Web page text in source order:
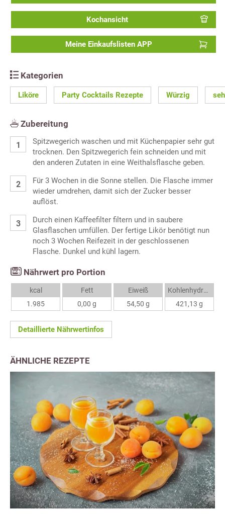
Kochansicht
Meine Einkaufslisten APP
Kategorien
Liköre Party Cocktails Rezepte Würzig
Zubereitung
Spitzwegerich waschen und mit Küchenpapier sehr gut
trocknen. Den Spitzwegerich fein schneiden und mit
den anderen Zutaten in eine Weithalsflasche geben.
Für 3 Wochen in die Sonne stellen. Die Flasche immer
wieder umdrehen, damit sich der Zucker besser
auflöst.
Durch einen Kaffeefilter filtern und in saubere
Glasflaschen umfüllen. Der fertige Likör benötigt nun
noch 3 Wochen Reifezeit in der geschlossenen
Flasche. Dunkel und kühl lagern.
Nährwert pro Portion
kcal
1.985
Fett
0,00 g
Eiweiß
54,50 g
Kohlenhydrate
421,13 g
Detaillierte Nährwertinfos
ÄHNLICHE REZEPTE